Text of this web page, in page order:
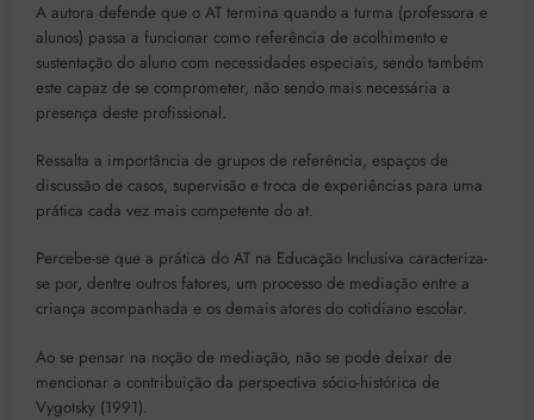
A autora defende que o AT termina quando a turma (professora e
alunos) passa a funcionar como referência de acolhimento e
sustentação do aluno com necessidades especiais, sendo também
este capaz de se comprometer, não sendo mais necessária a
presença deste profissional.
Ressalta a importância de grupos de referência, espaços de
discussão de casos, supervisão e troca de experiências para uma
prática cada vez mais competente do at.
Percebe-se que a prática do AT na Educação Inclusiva caracteriza-
se por, dentre outros fatores, um processo de mediação entre a
criança acompanhada e os demais atores do cotidiano escolar.
Ao se pensar na noção de mediação, não se pode deixar de
mencionar a contribuição da perspectiva sócio-histórica de
Vygotsky (1991).